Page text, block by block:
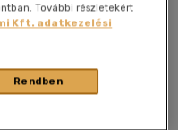
További részletekért
Kft. adatkezelési
Rendben